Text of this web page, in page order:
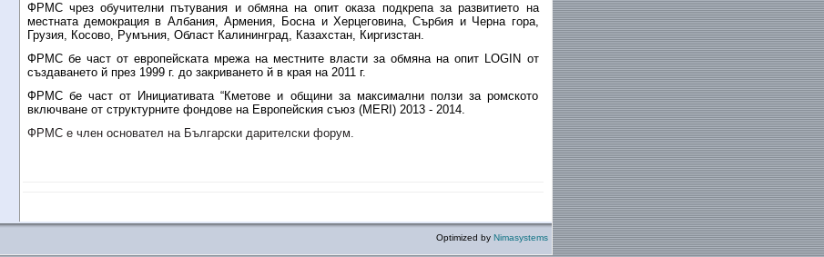
ФРМС чрез обучителни пътувания и обмяна на опит оказа подкрепа за развитието на
местната демокрация в Албания, Армения, Босна и Херцеговина, Сърбия и Черна гора,
Грузия, Косово, Румъния, Област Калининград, Казахстан, Киргизстан.
ФРМС бе част от европейската мрежа на местните власти за обмяна на опит LOGIN от
създаването й през 1999 г. до закриването й в края на 2011 г.
ФРМС бе част от Инициативата “Кметове и общини за максимални ползи за ромското
включване от структурните фондове на Европейския съюз (MERI ) 2013 - 2014.
ФРМС е член основател на Български дарителски форум.
Optimized by Nimasystems